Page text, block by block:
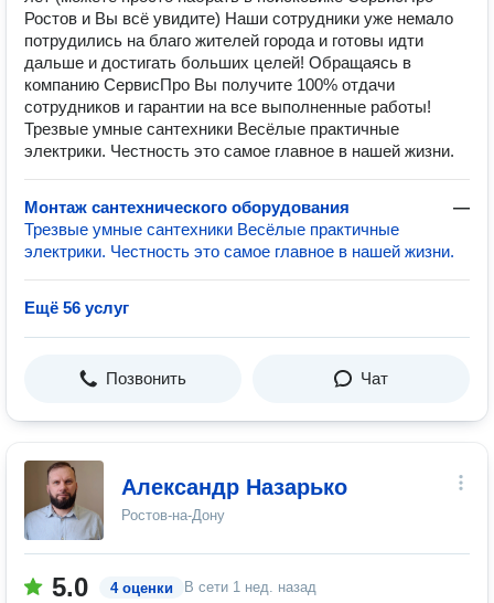
Ростов и Вы всё увидите) Наши сотрудники уже немало
потрудились на благо жителей города и готовы идти
дальше и достигать больших целей! Обращаясь в
компанию СервисПро Вы получите 100% отдачи
сотрудников и гарантии на все выполненные работы!
Трезвые умные сантехники Весёлые практичные
электрики. Честность это самое главное в нашей жизни.
Монтаж сантехнического оборудования
—
Трезвые умные сантехники Весёлые практичные
электрики. Честность это самое главное в нашей жизни.
Ещё 56 услуг
Позвонить Чат
Александр Назарько
Ростов-на-Дону
5.0 4 оценки В сети 1 нед. назад